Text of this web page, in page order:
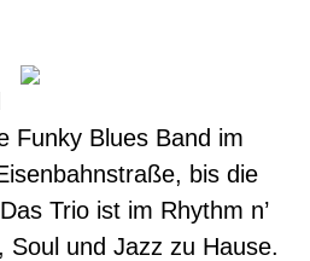
Funky Blues Band im
bis die
Trio ist im Rhythm n’
Soul und Jazz zu Hause.